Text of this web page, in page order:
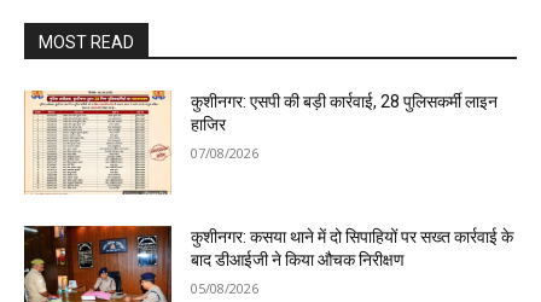
MOST READ
कुशीनगर: एसपी की बड़ी कार्रवाई, 28 पुलिसकर्मी लाइन
हाजिर
07/08/2026
कुशीनगर: कसया थाने में दो सिपाहियों पर सख्त कार्रवाई के
बाद डीआईजी ने किया औचक निरीक्षण
05/08/2026